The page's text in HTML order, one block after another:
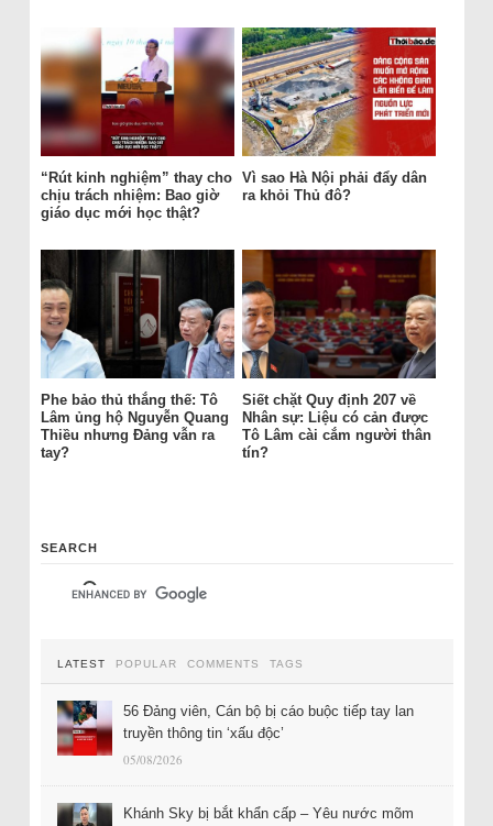
“Rút kinh nghiệm” thay cho
chịu trách nhiệm: Bao giờ
giáo dục mới học thật?
Vì sao Hà Nội phải đẩy dân
ra khỏi Thủ đô?
Phe bảo thủ thắng thế: Tô
Lâm ủng hộ Nguyễn Quang
Thiều nhưng Đảng vẫn ra
tay?
Siết chặt Quy định 207 về
Nhân sự: Liệu có cản được
Tô Lâm cài cắm người thân
tín?
SEARCH
LATEST POPULAR COMMENTS TAGS
56 Đảng viên, Cán bộ bị cáo buộc tiếp tay lan
truyền thông tin ‘xấu độc’
05/08/2026
Khánh Sky bị bắt khẩn cấp – Yêu nước mõm